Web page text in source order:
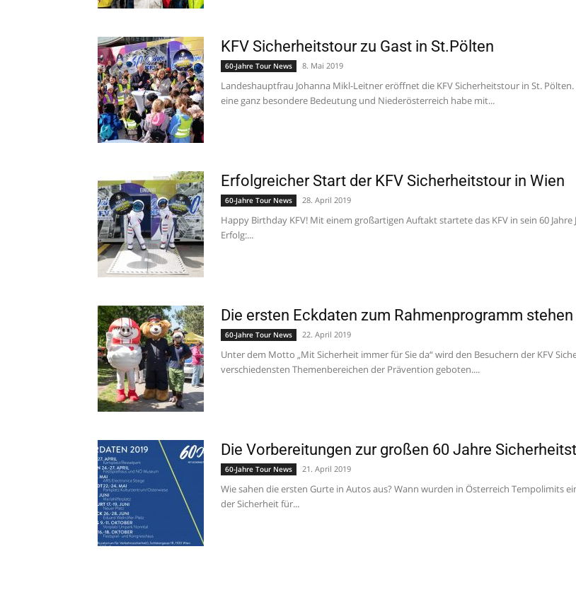
KFV Sicherheitstour zu Gast in St.Pölten
60-Jahre Tour News 8. Mai 2019
Landeshauptfrau Johanna Mikl-Leitner eröffnet die KFV Sicherheitstour in St.
eine ganz besondere Bedeutung und Niederösterreich habe mit...
Erfolgreicher Start der KFV Sicherheitstour in Wien
60-Jahre Tour News 28. April 2019
Happy Birthday KFV! Mit einem großartigen Auftakt startete das KFV in sein 60
Erfolg:...
Die ersten Eckdaten zum Rahmenprogramm
60-Jahre Tour News 22. April 2019
Unter dem Motto „Mit Sicherheit immer für Sie da“ wird den Besuchern der KFV
verschiedensten Themenbereichen der Prävention geboten....
Die Vorbereitungen zur großen 60 Jahre
60-Jahre Tour News 21. April 2019
Wie sahen die ersten Gurte in Autos aus? Wann wurden in Österreich Tempolimits
der Sicherheit für...